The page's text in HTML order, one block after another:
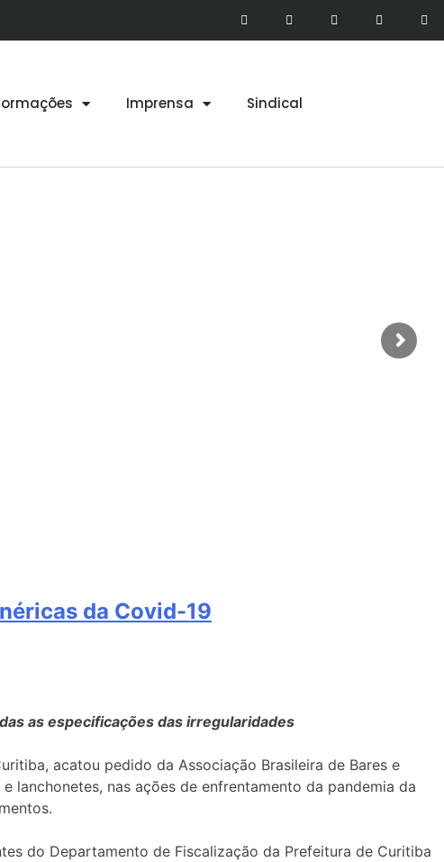
Imprensa Sindical
da Covid-19
as especificações das irregularidades
acatou pedido da Associação Brasileira de Bares e
lanchonetes, nas ações de enfrentamento da pandemia da
do Departamento de Fiscalização da Prefeitura de Curitiba